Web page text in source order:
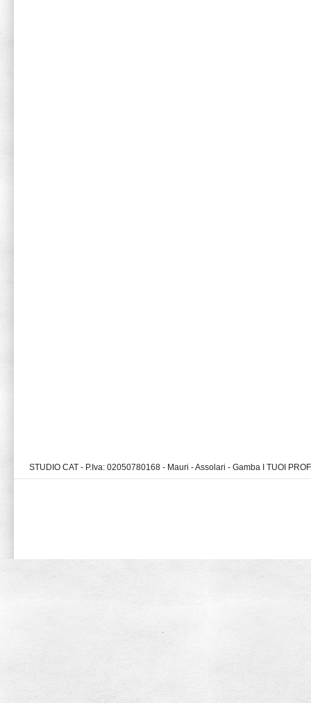
STUDIO CAT - P.Iva: 02050780168 - Mauri - Assolari - Gamba I TUOI